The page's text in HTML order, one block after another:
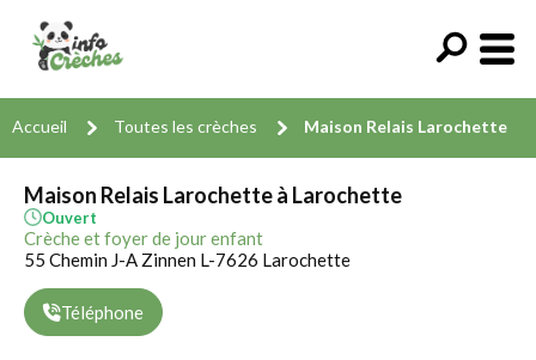
Accueil Toutes les crèches Maison Relais Larochette
Maison Relais Larochette à Larochette
Ouvert
Crèche et foyer de jour enfant
55 Chemin J-A Zinnen L-7626 Larochette
Téléphone